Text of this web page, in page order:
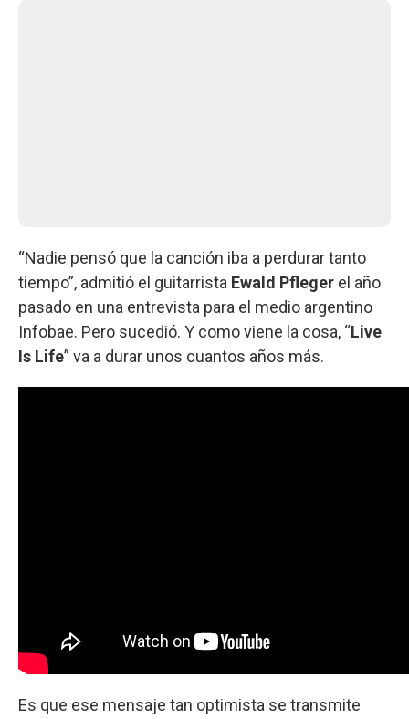
“Nadie pensó que la canción iba a perdurar tanto
tiempo”, admitió el guitarrista Ewald Pfleger el año
pasado en una entrevista para el medio argentino
Infobae. Pero sucedió. Y como viene la cosa, “Live
Is Life” va a durar unos cuantos años más.
Es que ese mensaje tan optimista se transmite